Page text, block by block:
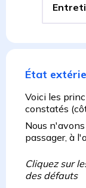
État
Voici les
constatés
Nous
passager, à
Cliquez sur
des défauts